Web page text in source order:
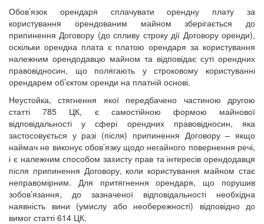
Обов’язок орендаря сплачувати орендну плату за
користування орендованим майном зберігається до
припинення Договору (до спливу строку дії Договору оренди),
оскільки орендна плата є платою орендаря за користування
належним орендодавцю майном та відповідає суті орендних
правовідносин, що полягають у строковому користуванні
орендарем об’єктом оренди на платній основі.
Неустойка, стягнення якої передбачено частиною другою
статті 785 ЦК, є самостійною формою майнової
відповідальності у сфері орендних правовідносин, яка
застосовується у разі (після) припинення Договору – якщо
наймач не виконує обов’язку щодо негайного повернення речі,
і є належним способом захисту прав та інтересів орендодавця
після припинення Договору, коли користування майном стає
неправомірним. Для притягнення орендаря, що порушив
зобов’язання, до зазначеної відповідальності необхідна
наявність вини (умислу або необережності) відповідно до
вимог статті 614 ЦК.